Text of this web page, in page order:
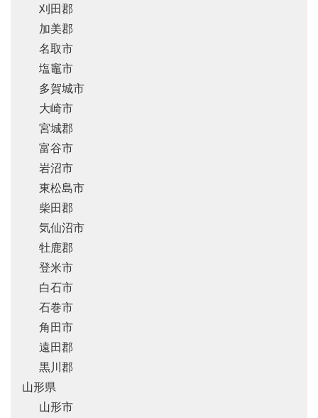
刈田郡
加美郡
名取市
塩竈市
多賀城市
大崎市
宮城郡
富谷市
岩沼市
東松島市
柴田郡
気仙沼市
牡鹿郡
登米市
白石市
石巻市
角田市
遠田郡
黒川郡
山形県
山形市